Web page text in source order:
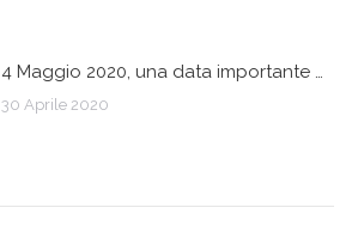
4 Maggio 2020, una data importante …
30 Aprile 2020